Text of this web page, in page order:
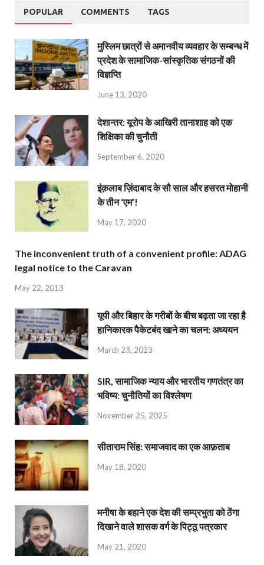
POPULAR COMMENTS TAGS
मुस्लिम छात्रों से अमानवीय व्यवहार के सम्बन्ध में
प्रदेश के सामाजिक-सांस्कृतिक संगठनों की
विज्ञप्ति
June 13, 2020
देशान्‍तर: यूरोप के आखिरी तानाशाह को एक
शिक्षिका की चुनौती
September 6, 2020
इंक़लाब ज़िंदाबाद के सौ साल और हसरत मोहानी
के तीन ‘एम’!
May 17, 2020
The inconvenient truth of a convenient profile: ADAG
legal notice to the Caravan
May 22, 2013
यूपी और बिहार के गरीबों के बीच बढ़ता जा रहा है
हानिकारक पैकेटबंद खाने का चलन: अध्ययन
March 23, 2023
SIR, सामाजिक न्याय और भारतीय गणतंत्र का
भविष्य: चुनौतियों का विश्लेषण
November 25, 2025
सीताराम सिंह: समाजवाद का एक आफ़ताब
May 18, 2020
मनीषा के बहाने एक देश की सम्प्रभुता को ठेंगा
दिखाने वाले शासक वर्ग के पिट्ठू पत्रकार
May 21, 2020